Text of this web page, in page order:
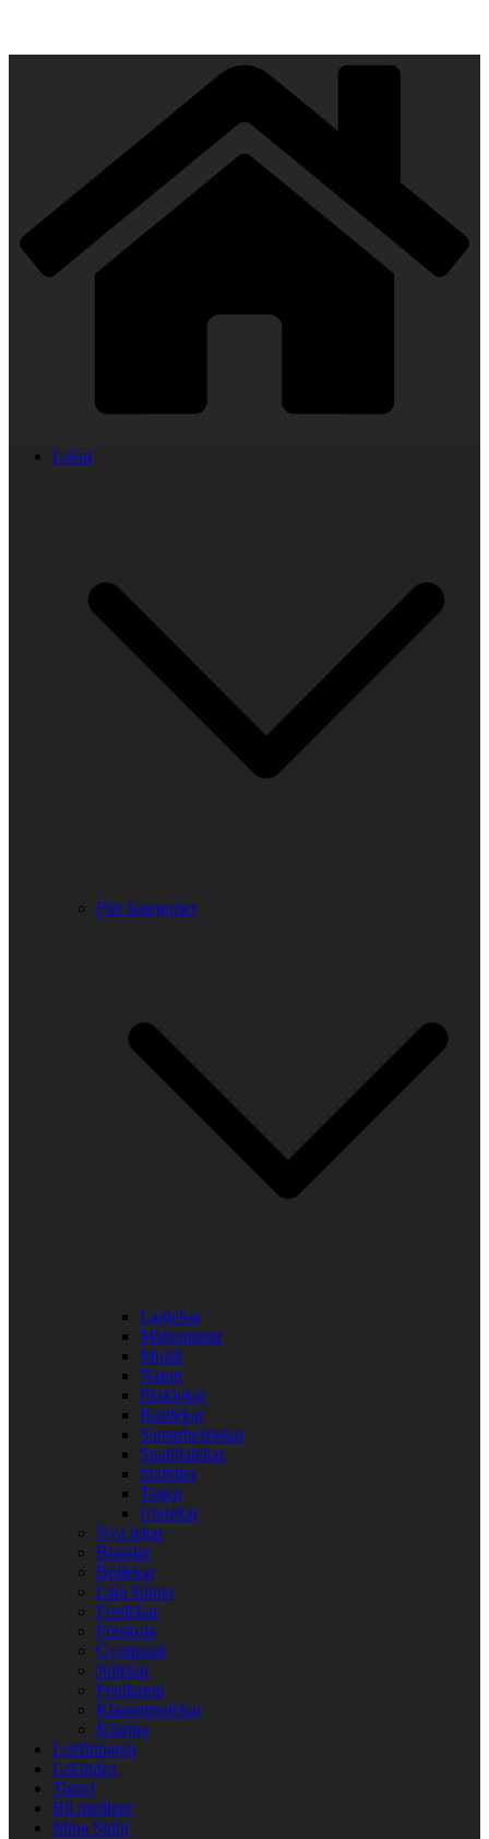
Lekar
Fler kategorier
Laglekar
Midsommar
Musik
Namn
Påsklekar
Rastlekar
Samarbetslekar
Snabbalekar
Stafetter
Tagen
Utelekar
Nya lekar
Blandat
Bollekar
Lära känna
Festlekar
Förskola
Gympasal
Jullekar
Femkamp
Klassrumslekar
Kluriga
Lekfinnaren
Lekindex
Tipsa!
Bli medlem
Mina Sidor